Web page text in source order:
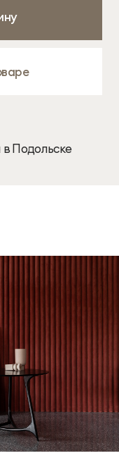
Подольске